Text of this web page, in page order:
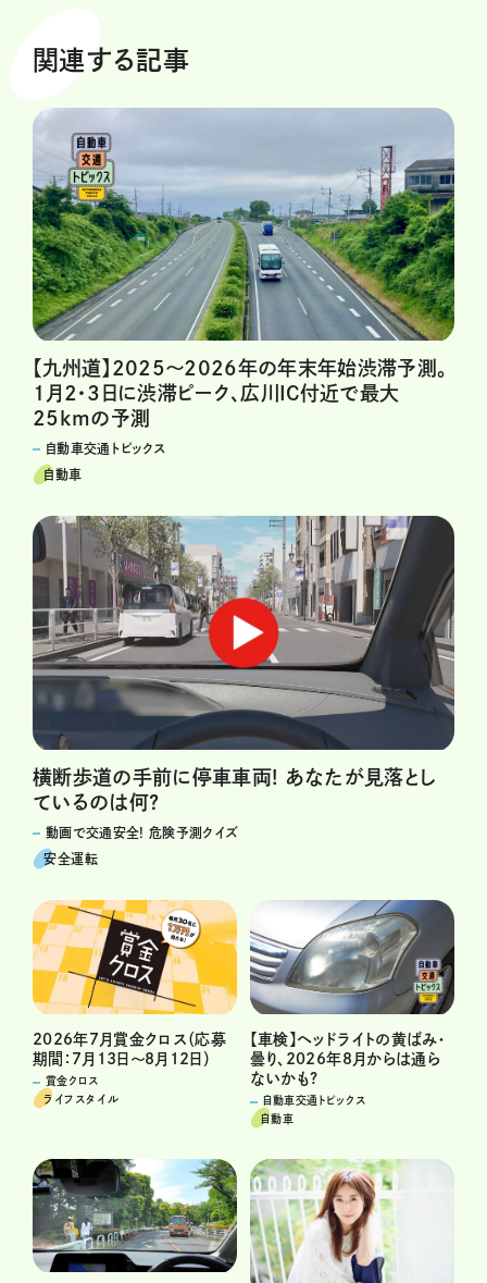
関連する記事
【九州道】2025～2026年の年末年始渋滞予測。
1月2・3日に渋滞ピーク、広川IC付近で最大
25kmの予測
自動車交通トピックス
自動車
横断歩道の手前に停車車両! あなたが見落とし
ているのは何?
動画で交通安全! 危険予測クイズ
安全運転
2026年7月賞金クロス（応募
期間：7月13日～8月12日）
賞金クロス
ライフスタイル
【車検】ヘッドライトの黄ばみ・
曇り、2026年8月からは通ら
ないかも?
自動車交通トピックス
自動車